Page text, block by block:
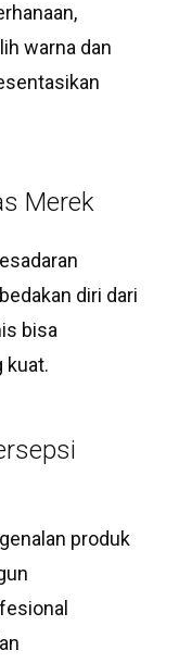
warna dan
Merek
diri dari
bisa
kuat.
produk